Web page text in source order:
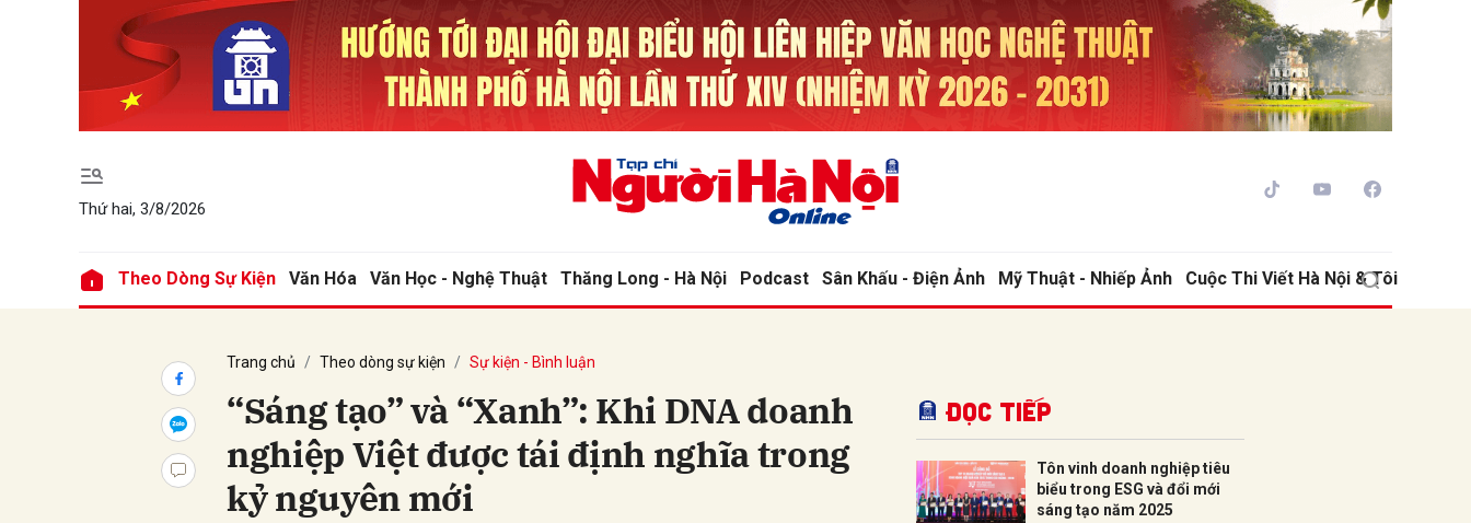
Thứ hai, 3/8/2026
Theo Dòng Sự Kiện Văn Hóa Văn Học - Nghệ Thuật Thăng Long - Hà Nội Podcast Sân Khấu - Điện Ảnh Mỹ Thuật - Nhiếp Ảnh Cuộc Thi Viết Hà Nội & Tôi
Trang chủ Theo dòng sự kiện Sự kiện - Bình luận
“Sáng tạo” và “Xanh”: Khi DNA doanh
nghiệp Việt được tái định nghĩa trong
kỷ nguyên mới
Đọc tiếp
Tôn vinh doanh nghiệp tiêu
biểu trong ESG và đổi mới
sáng tạo năm 2025
Gửi bình luận